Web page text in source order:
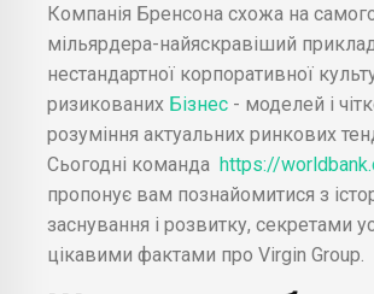
Компанія Бренсона схожа на
мільярдера-найяскравіший приклад
нестандартної корпоративної
ризикованих Бізнес - моделей і
розуміння актуальних ринкових
Сьогодні команда https://
пропонує вам познайомитися з
заснування і розвитку, секретами
цікавими фактами про Virgin Group.